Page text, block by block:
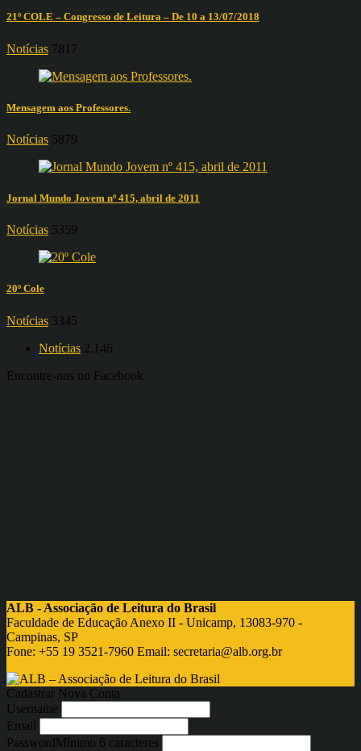
21º COLE – Congresso de Leitura – De 10 a 13/07/2018
Notícias 7817
Mensagem aos Professores.
Notícias 5879
Jornal Mundo Jovem nº 415, abril de 2011
Notícias 5359
20º Cole
Notícias 3345
Notícias 2.146
Encontre-nos no Facebook
ALB - Associação de Leitura do Brasil
Faculdade de Educação Anexo II - Unicamp, 13083-970 -
Campinas, SP
Fone: +55 19 3521-7960 Email: secretaria@alb.org.br
Cadastrar Nova Conta
Username
Email
PasswordMínimo 6 caracteres